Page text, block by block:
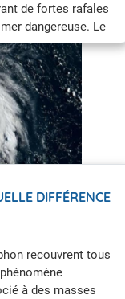
de fortes rafales
dangereuse. Le
notamment
DIFFÉRENCE
recouvrent tous
à des masses